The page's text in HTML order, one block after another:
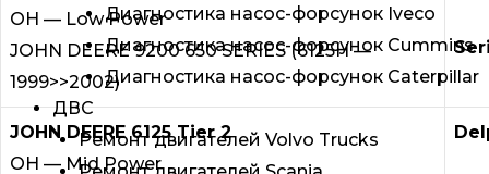
Диагностика насос-форсунок Iveco
Диагностика насос-форсунок Cummins
Диагностика насос-форсунок Caterpillar
ДВС
Ремонт двигателей Volvo Trucks
OH — Low Power
JOHN DEERE 9200 650 SERIES (6125H —
1999>>2002)
JOHN DEERE 6125 Tier 2
OH — Mid Power